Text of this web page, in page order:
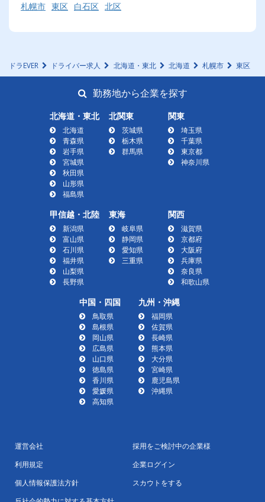
札幌市 東区 白石区 北区
ドラEVER ドライバー求人 北海道・東北 北海道 札幌市 東区
勤務地から企業を探す
北海道・東北
北海道
青森県
岩手県
宮城県
秋田県
山形県
福島県
北関東
茨城県
栃木県
群馬県
関東
埼玉県
千葉県
東京都
神奈川県
甲信越・北陸
新潟県
富山県
石川県
福井県
山梨県
長野県
東海
岐阜県
静岡県
愛知県
三重県
関西
滋賀県
京都府
大阪府
兵庫県
奈良県
和歌山県
中国・四国
鳥取県
島根県
岡山県
広島県
山口県
徳島県
香川県
愛媛県
高知県
九州・沖縄
福岡県
佐賀県
長崎県
熊本県
大分県
宮崎県
鹿児島県
沖縄県
運営会社
利用規定
個人情報保護法方針
採用をご検討中の企業様
企業ログイン
スカウトをする